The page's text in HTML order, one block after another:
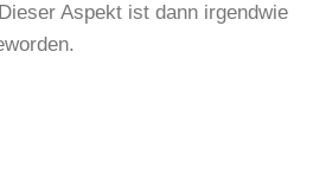
Aspekt ist dann irgendwie